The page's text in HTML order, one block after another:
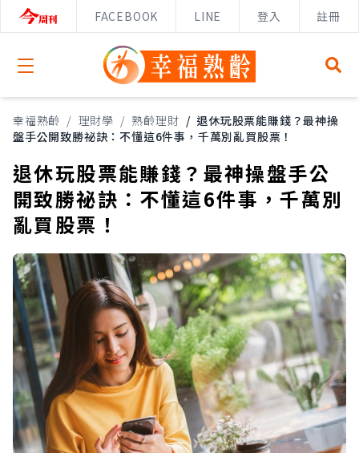
FACEBOOK LINE 登入 註冊
Open menu
幸福熟齡 / 理財學 / 熟齡理財 / 退休玩股票能賺錢？最神操
盤手公開致勝祕訣：不懂這6件事，千萬別亂買股票！
退休玩股票能賺錢？最神操盤手公
開致勝祕訣：不懂這6件事，千萬別
亂買股票！